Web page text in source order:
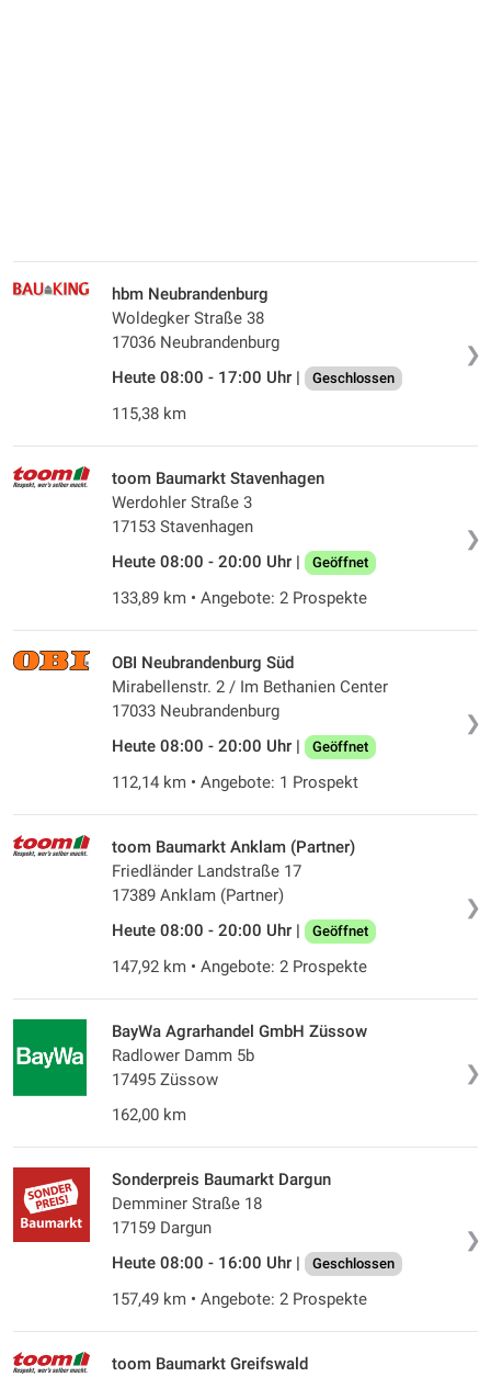
❯
hbm Neubrandenburg
Woldegker Straße 38
17036 Neubrandenburg
Heute 08:00 - 17:00 Uhr |
Geschlossen
115,38 km
❯
toom Baumarkt Stavenhagen
Werdohler Straße 3
17153 Stavenhagen
Heute 08:00 - 20:00 Uhr |
Geöffnet
133,89 km • Angebote: 2 Prospekte
❯
OBI Neubrandenburg Süd
Mirabellenstr. 2 / Im Bethanien Center
17033 Neubrandenburg
Heute 08:00 - 20:00 Uhr |
Geöffnet
112,14 km • Angebote: 1 Prospekt
❯
toom Baumarkt Anklam (Partner)
Friedländer Landstraße 17
17389 Anklam (Partner)
Heute 08:00 - 20:00 Uhr |
Geöffnet
147,92 km • Angebote: 2 Prospekte
❯
BayWa Agrarhandel GmbH Züssow
Radlower Damm 5b
17495 Züssow
162,00 km
❯
Sonderpreis Baumarkt Dargun
Demminer Straße 18
17159 Dargun
Heute 08:00 - 16:00 Uhr |
Geschlossen
157,49 km • Angebote: 2 Prospekte
toom Baumarkt Greifswald